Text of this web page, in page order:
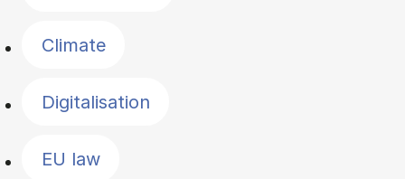
Climate
Digitalisation
EU law